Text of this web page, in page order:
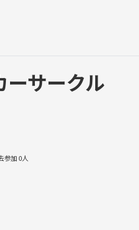
ーサークル
参加 0人